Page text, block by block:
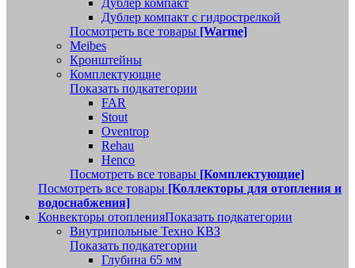
Дублер компакт
Дублер компакт с гидрострелкой
Посмотреть все товары [Warme]
Meibes
Кронштейны
Комплектующие
Показать подкатегории
FAR
Stout
Oventrop
Rehau
Henco
Посмотреть все товары [Комплектующие]
Посмотреть все товары [Коллекторы для отопления и
водоснабжения]
Конвекторы отопленияПоказать подкатегории
Внутрипольные Техно КВЗ
Показать подкатегории
Глубина 65 мм